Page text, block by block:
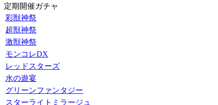
定期開催ガチャ
彩獣神祭
超獣神祭
激獣神祭
モンコレDX
レッドスターズ
水の遊宴
グリーンファンタジー
スターライトミラージュ